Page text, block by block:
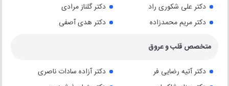
دکتر علی شکوری راد
دکتر گلناز مرادی
دکتر مریم محمدزاده
دکتر هدی آصفی
متخصص قلب و عروق
دکتر آتیه رضایی فر
دکتر آزاده سادات ناصری